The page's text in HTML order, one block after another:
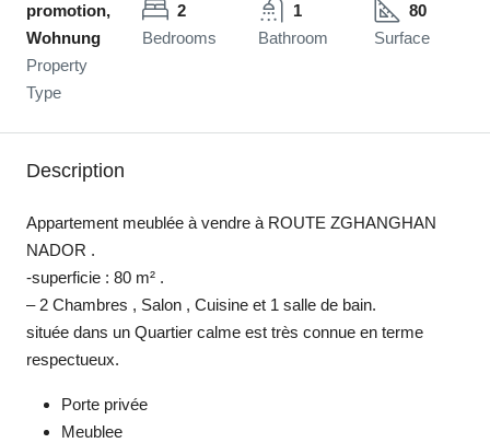
promotion,
Wohnung
Property
Type
2
Bedrooms
1
Bathroom
80
Surface
Description
Appartement meublée à vendre à ROUTE ZGHANGHAN
NADOR .
-superficie : 80 m² .
– 2 Chambres , Salon , Cuisine et 1 salle de bain.
située dans un Quartier calme est très connue en terme
respectueux.
Porte privée
Meublee